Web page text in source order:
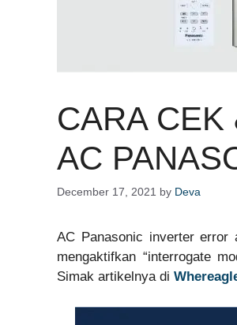
CARA
AC
December 17, 2021 by Deva
AC Panasonic inverter error
mengaktifkan “interrogate
Simak artikelnya di